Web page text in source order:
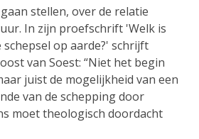
stellen, over de relatie
In zijn proefschrift 'Welk is
op aarde?' schrijft
van Soest: “Niet het begin
juist de mogelijkheid van een
van de schepping door
moet theologisch doordacht